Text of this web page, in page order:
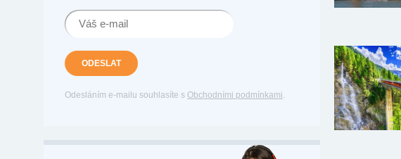
ODESLAT
Odesláním e-mailu souhlasíte s Obchodními podmínkami.